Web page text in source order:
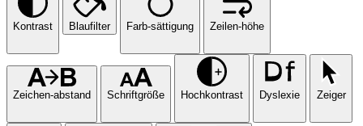
Kontrast Blaufilter Farb-sättigung Zeilen-höhe
Zeichen-abstand Schriftgröße Hochkontrast Dyslexie Zeiger